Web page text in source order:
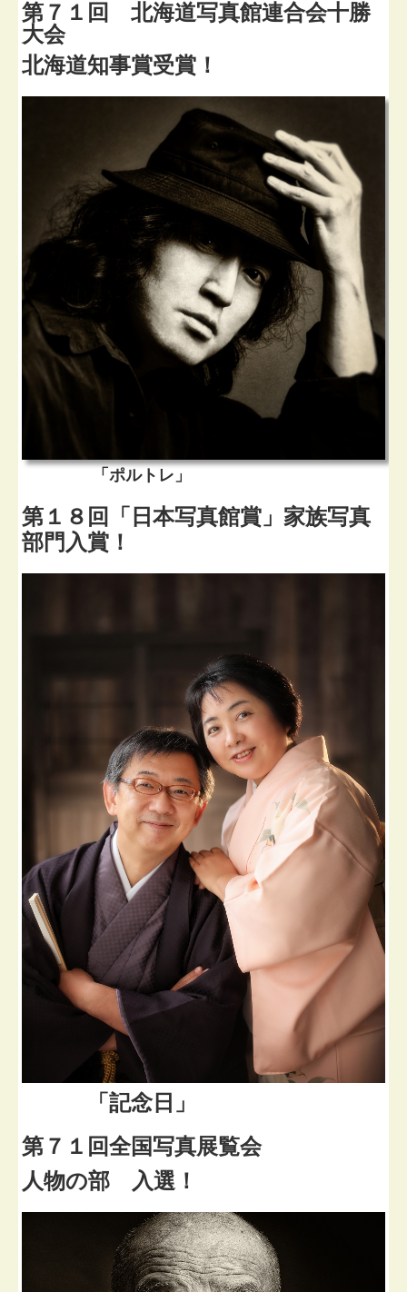
第７１回 北海道写真館連合会十勝
大会
北海道知事賞受賞！
「ポルトレ」
第１８回「日本写真館賞」家族写真
部門入賞！
「記念日」
第７１回全国写真展覧会
人物の部 入選！